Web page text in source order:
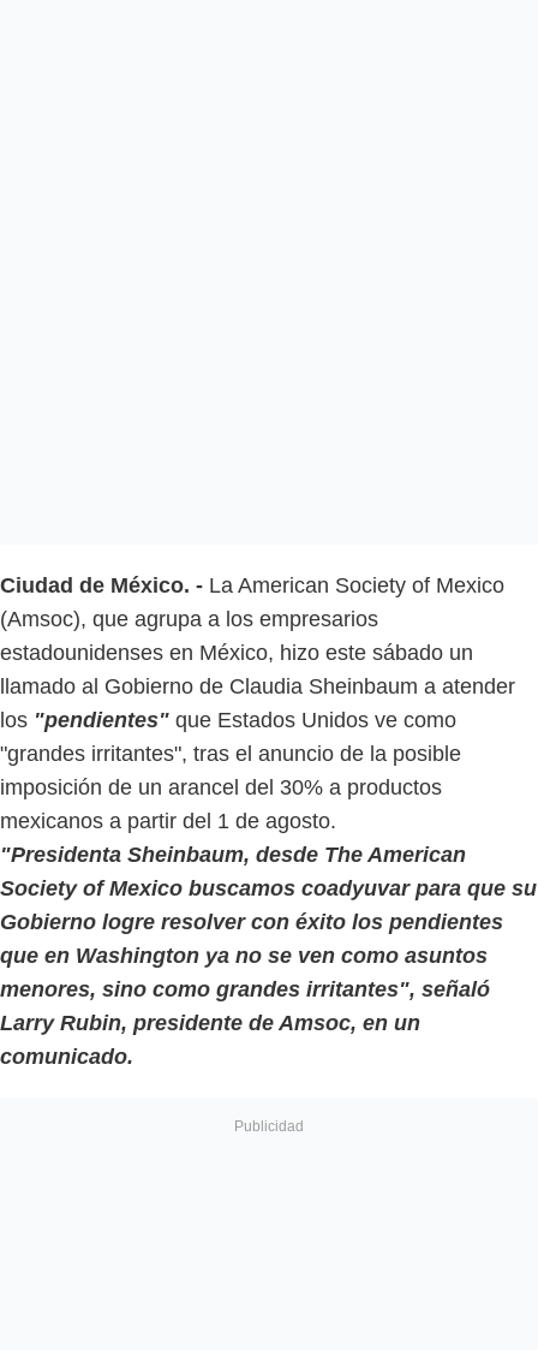
Ciudad de México. - La American Society of Mexico
(Amsoc), que agrupa a los empresarios
estadounidenses en México, hizo este sábado un
llamado al Gobierno de Claudia Sheinbaum a atender
los "pendientes" que Estados Unidos ve como
"grandes irritantes", tras el anuncio de la posible
imposición de un arancel del 30% a productos
mexicanos a partir del 1 de agosto.
"Presidenta Sheinbaum, desde The American
Society of Mexico buscamos coadyuvar para que su
Gobierno logre resolver con éxito los pendientes
que en Washington ya no se ven como asuntos
menores, sino como grandes irritantes", señaló
Larry Rubin, presidente de Amsoc, en un
comunicado.